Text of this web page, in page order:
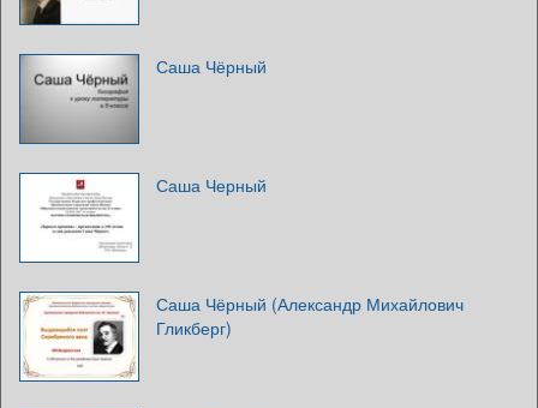
Саша Чёрный
Саша Черный
Саша Чёрный (Александр Михайлович
Гликберг)